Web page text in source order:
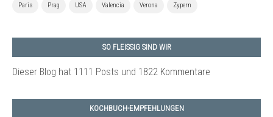
Paris Prag USA Valencia Verona Zypern
SO FLEISSIG SIND WIR
Dieser Blog hat 1111 Posts und 1822 Kommentare
KOCHBUCH-EMPFEHLUNGEN